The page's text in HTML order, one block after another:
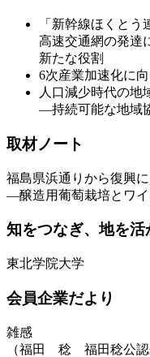
「新幹線ほくと
高速交通網の発達
新たな役割
6次産業加速化に
人口減少時代の地
―持続可能な地域
取材ノート
福島県浜通りから復興
―醸造用葡萄栽培とワ
知をつなぎ、地を活
東北学院大学
会員企業だより
雑感
（福田 稔 福田稔公認